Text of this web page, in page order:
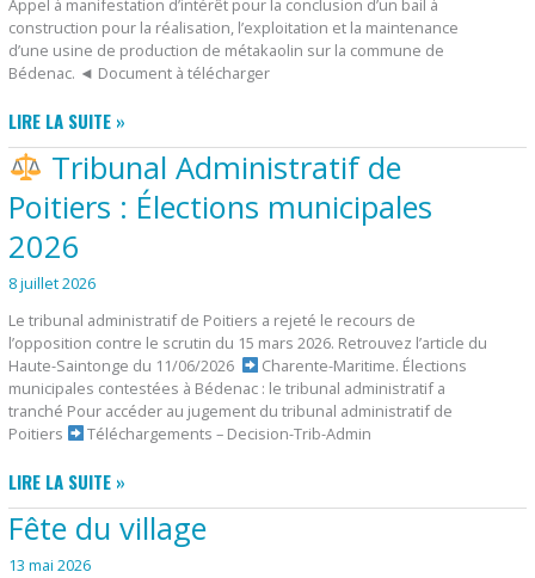
construction pour la réalisation, l’exploitation et la maintenance
d’une usine de production de métakaolin sur la commune de
Bédenac. ◄ Document à télécharger
APPEL
À
MANIFESTATION
D’INTÉRÊT
LIRE LA SUITE »
Tribunal Administratif de
Poitiers : Élections municipales
2026
8 juillet 2026
Le tribunal administratif de Poitiers a rejeté le recours de
l’opposition contre le scrutin du 15 mars 2026. Retrouvez l’article du
Haute-Saintonge du 11/06/2026
Charente-Maritime. Élections
municipales contestées à Bédenac : le tribunal administratif a
tranché Pour accéder au jugement du tribunal administratif de
Poitiers
Téléchargements – Decision-Trib-Admin
TRIBUNAL
ADMINISTRATIF
DE
LIRE LA SUITE »
Fête du village
13 mai 2026